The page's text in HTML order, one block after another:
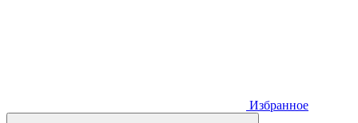
Избранное